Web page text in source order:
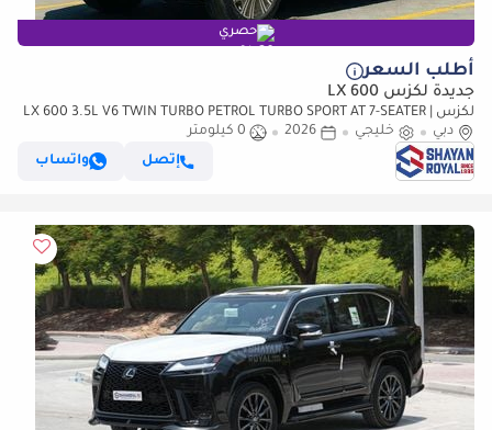
حصري
أطلب السعر
جديدة لكزس LX 600
لكزس LX 600 3.5L V6 TWIN TURBO PETROL TURBO SPORT AT 7-SEATER |
25-MARK LEVINSON 2026MY
دبي خليجي 2026
0 كيلومتر
إتصل
واتساب